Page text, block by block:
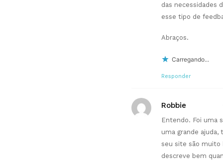
das necessidades
esse tipo de
Abraços.
Carregando...
Responder
Robbie
Entendo. Foi uma
uma grande ajuda,
seu site são muito
descreve bem